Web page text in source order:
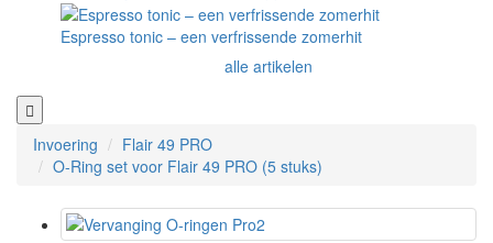
Espresso tonic – een verfrissende zomerhit
alle artikelen
Invoering
Flair 49 PRO
O-Ring set voor Flair 49 PRO (5 stuks)